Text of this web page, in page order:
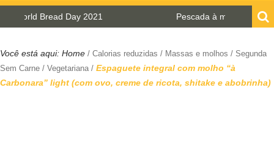
Bread Day 2021 Pescada à milanesa com molho
Você está aqui: Home / Calorias reduzidas / Massas e molhos / Segunda
Sem Carne / Vegetariana/ Espaguete integral com molho “à
Carbonara” light (com ovo, creme de ricota, shitake e abobrinha)